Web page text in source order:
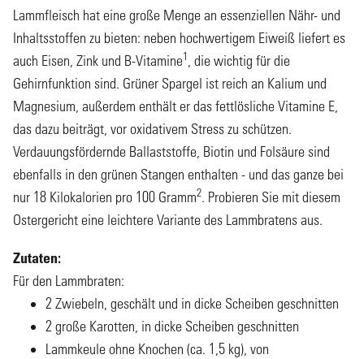
Lammfleisch hat eine große Menge an essenziellen Nähr- und
Inhaltsstoffen zu bieten: neben hochwertigem Eiweiß liefert es
auch Eisen, Zink und B-Vitamine1, die wichtig für die
Gehirnfunktion sind. Grüner Spargel ist reich an Kalium und
Magnesium, außerdem enthält er das fettlösliche Vitamine E,
das dazu beiträgt, vor oxidativem Stress zu schützen.
Verdauungsfördernde Ballaststoffe, Biotin und Folsäure sind
ebenfalls in den grünen Stangen enthalten - und das ganze bei
nur 18 Kilokalorien pro 100 Gramm2. Probieren Sie mit diesem
Ostergericht eine leichtere Variante des Lammbratens aus.
Zutaten:
Für den Lammbraten:
2 Zwiebeln, geschält und in dicke Scheiben geschnitten
2 große Karotten, in dicke Scheiben geschnitten
Lammkeule ohne Knochen (ca. 1,5 kg), von